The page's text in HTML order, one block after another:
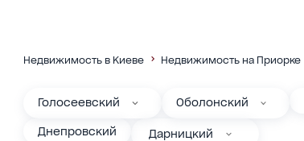
Недвижимость в Киеве Недвижимость на Приорке
Голосеевский Оболонский
Днепровский Дарницкий